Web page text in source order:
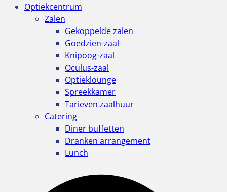
Optiekcentrum
Zalen
Gekoppelde zalen
Goedzien-zaal
Knipoog-zaal
Oculus-zaal
Optieklounge
Spreekkamer
Tarieven zaalhuur
Catering
Diner buffetten
Dranken arrangement
Lunch